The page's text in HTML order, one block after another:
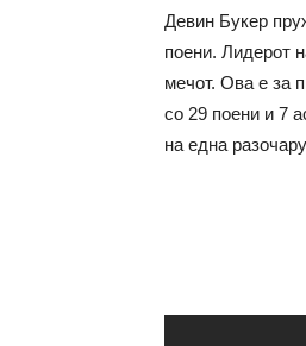
Девин Букер
поени. Лидерот
мечот. Ова е за
со 29 поени и 7
на една